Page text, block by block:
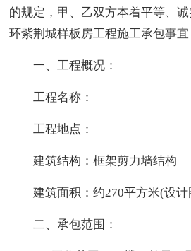
的规定，甲、乙双方本着平等、
环紫荆城样板房工程施工承包事宜
一、工程概况：
工程名称：
工程地点：
建筑结构：框架剪力墙结构
建筑面积：约270平方米(设计
二、承包范围：